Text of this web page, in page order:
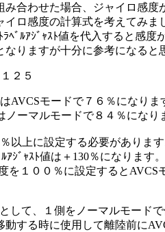
合わせた場合、ジャイロ感度
ロ感度の計算式を考えてみま
ﾙｱｼﾞｬｽﾄ値を代入すると感度
りますが十分に参考になると
２５
AVCSモードで７６％になりま
マルモードで８４％になり
以上に設定する必要があります
ｼﾞｬｽﾄ値は＋130％になります。
を１００％に設定すると
して、１側をノーマルモードで
する時に使用して離陸前に